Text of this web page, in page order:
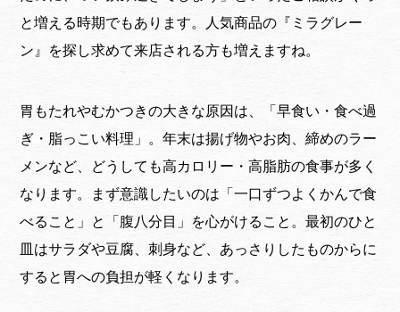
と増える時期でもあります。人気商品の『ミラグレー
ン』を探し求めて来店される方も増えますね。
胃もたれやむかつきの大きな原因は、「早食い・食べ過
ぎ・脂っこい料理」。年末は揚げ物やお肉、締めのラー
メンなど、どうしても高カロリー・高脂肪の食事が多く
なります。まず意識したいのは「一口ずつよくかんで食
べること」と「腹八分目」を心がけること。最初のひと
皿はサラダや豆腐、刺身など、あっさりしたものからに
すると胃への負担が軽くなります。